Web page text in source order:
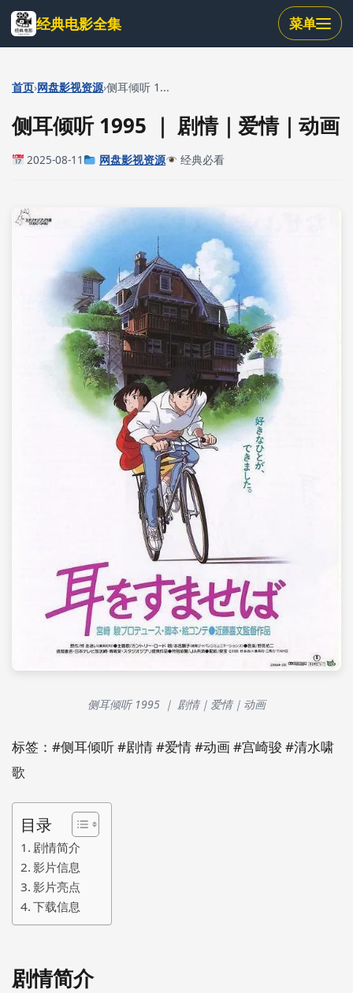
跳
到
主
内
经典电影全集 菜单
首页›网盘影视资源›侧耳倾听 1...
侧耳倾听 1995 ｜ 剧情｜爱情｜动画
2025-08-11 网盘影视资源 经典必看
侧耳倾听 1995 ｜ 剧情｜爱情｜动画
标签：#侧耳倾听 #剧情 #爱情 #动画 #宫崎骏 #清水啸
歌
目录
剧情简介
影片信息
影片亮点
下载信息
剧情简介